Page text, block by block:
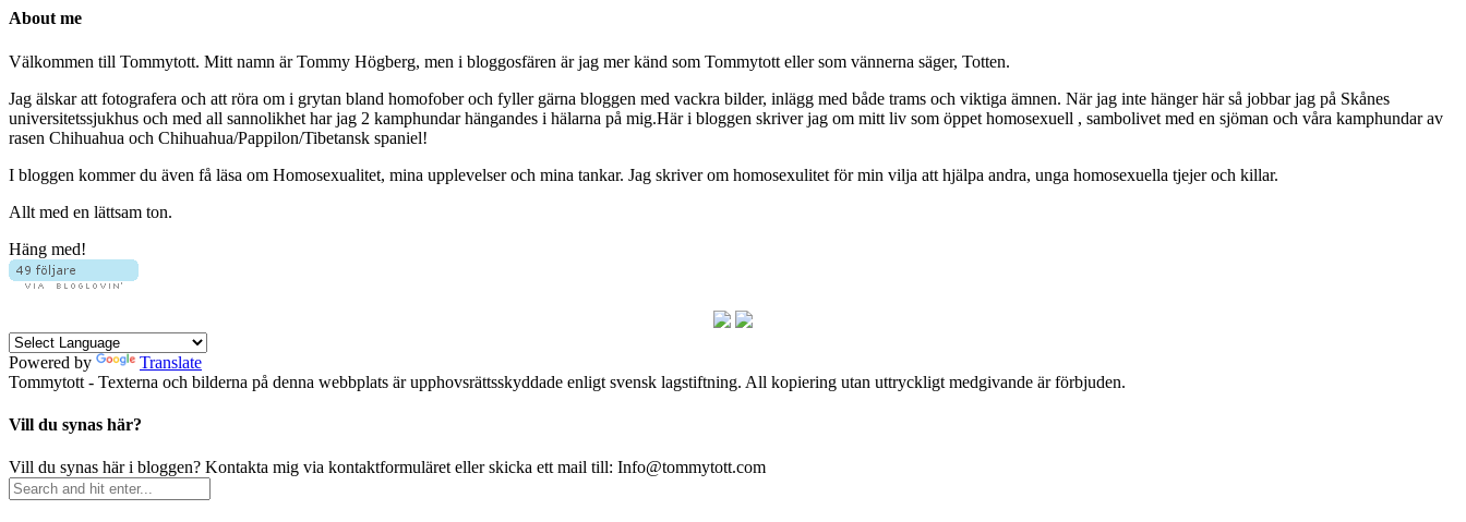
About me
Välkommen till Tommytott. Mitt namn är Tommy Högberg, men i bloggosfären är jag mer känd som Tommytott eller som vännerna säger, Totten.
Jag älskar att fotografera och att röra om i grytan bland homofober och fyller gärna bloggen med vackra bilder, inlägg med både trams och viktiga ämnen. När jag inte hänger här så jobbar jag på Skånes
universitetssjukhus och med all sannolikhet har jag 2 kamphundar hängandes i hälarna på mig.Här i bloggen skriver jag om mitt liv som öppet homosexuell , sambolivet med en sjöman och våra kamphundar av
rasen Chihuahua och Chihuahua/Pappilon/Tibetansk spaniel!
I bloggen kommer du även få läsa om Homosexualitet, mina upplevelser och mina tankar. Jag skriver om homosexulitet för min vilja att hjälpa andra, unga homosexuella tjejer och killar.
Allt med en lättsam ton.
Häng med!
Powered by
Translate
Tommytott - Texterna och bilderna på denna webbplats är upphovsrättsskyddade enligt svensk lagstiftning. All kopiering utan uttryckligt medgivande är förbjuden.
Vill du synas här?
Vill du synas här i bloggen? Kontakta mig via kontaktformuläret eller skicka ett mail till: Info@tommytott.com